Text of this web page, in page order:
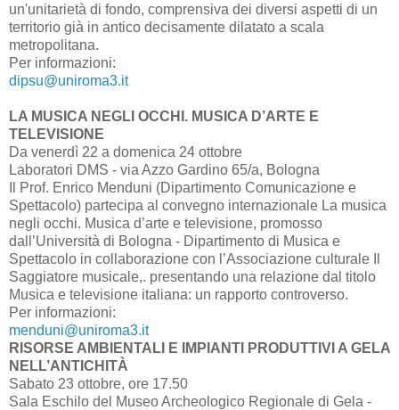
un'unitarietà di fondo, comprensiva dei diversi aspetti di un
territorio già in antico decisamente dilatato a scala
metropolitana.
Per informazioni:
dipsu@uniroma3.it
LA MUSICA NEGLI OCCHI. MUSICA D’ARTE E
TELEVISIONE
Da venerdì 22 a domenica 24 ottobre
Laboratori DMS - via Azzo Gardino 65/a, Bologna
Il Prof. Enrico Menduni (Dipartimento Comunicazione e
Spettacolo) partecipa al convegno internazionale La musica
negli occhi. Musica d’arte e televisione, promosso
dall’Università di Bologna - Dipartimento di Musica e
Spettacolo in collaborazione con l’Associazione culturale Il
Saggiatore musicale,. presentando una relazione dal titolo
Musica e televisione italiana: un rapporto controverso.
Per informazioni:
menduni@uniroma3.it
RISORSE AMBIENTALI E IMPIANTI PRODUTTIVI A GELA
NELL’ANTICHITÀ
Sabato 23 ottobre, ore 17.50
Sala Eschilo del Museo Archeologico Regionale di Gela -